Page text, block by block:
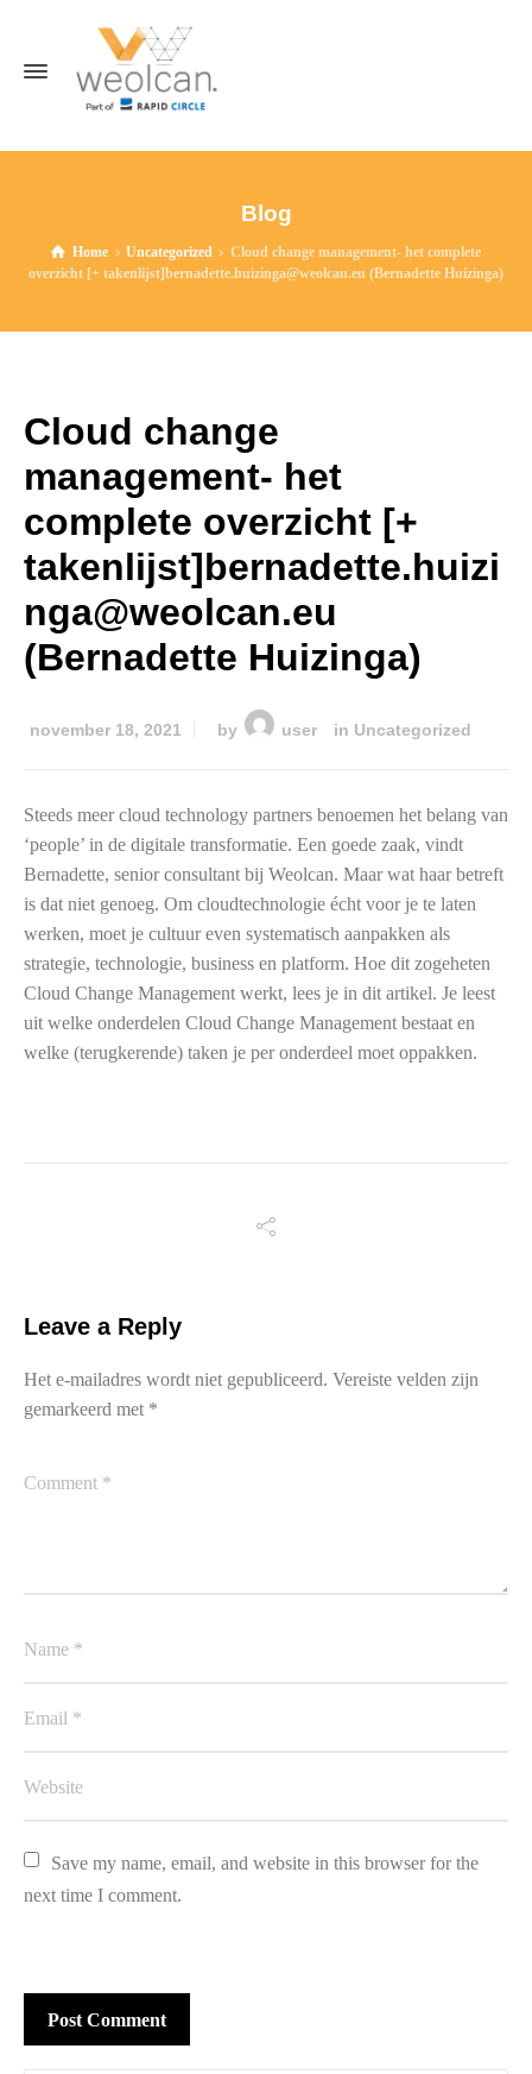
Blog
Home Uncategorized
Cloud change management- het complete
overzicht [+ takenlijst]bernadette.huizinga@weolcan.eu (Bernadette Huizinga)
Cloud change
management- het
complete overzicht [+
takenlijst]bernadette.huizi
nga@weolcan.eu
(Bernadette Huizinga)
november 18, 2021 by user in Uncategorized
Steeds meer cloud technology partners benoemen het belang van
‘people’ in de digitale transformatie. Een goede zaak, vindt
Bernadette, senior consultant bij Weolcan. Maar wat haar betreft
is dat niet genoeg. Om cloudtechnologie écht voor je te laten
werken, moet je cultuur even systematisch aanpakken als
strategie, technologie, business en platform. Hoe dit zogeheten
Cloud Change Management werkt, lees je in dit artikel. Je leest
uit welke onderdelen Cloud Change Management bestaat en
welke (terugkerende) taken je per onderdeel moet oppakken.
Leave a Reply
Het e-mailadres wordt niet gepubliceerd. Vereiste velden zijn
gemarkeerd met *
Save my name, email, and website in this browser for the
next time I comment.